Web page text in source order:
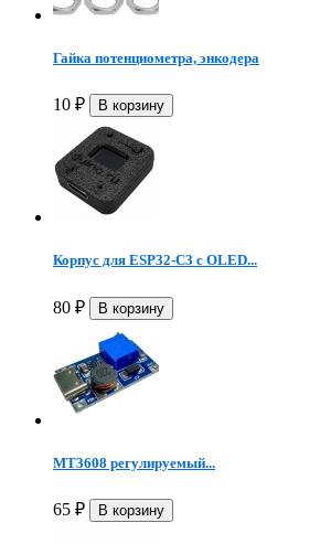
Гайка потенциометра, энкодера
10 ₽
Корпус для ESP32-C3 с OLED...
80 ₽
MT3608 регулируемый...
65 ₽